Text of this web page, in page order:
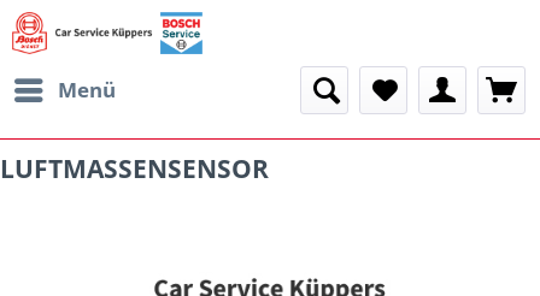
Menü
LUFTMASSENSENSOR